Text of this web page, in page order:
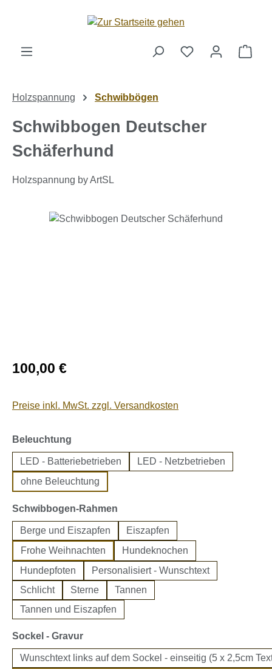
Zum Hauptinhalt springen
Holzspannung Schwibbögen
Schwibbogen Deutscher
Schäferhund
Holzspannung by ArtSL
Bildergalerie überspringen
Regulärer Preis:
100,00 €
Preise inkl. MwSt. zzgl. Versandkosten
Beleuchtung
LED - Batteriebetrieben
LED - Netzbetrieben
ohne Beleuchtung
Schwibbogen-Rahmen
Berge und Eiszapfen
Eiszapfen
Frohe Weihnachten
Hundeknochen
Hundepfoten
Personalisiert - Wunschtext
Schlicht
Sterne
Tannen
Tannen und Eiszapfen
Sockel - Gravurauswählen
Wunschtext links auf dem Sockel - einseitig (5 x 2,5cm